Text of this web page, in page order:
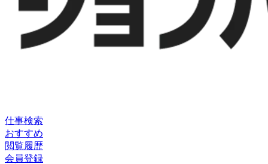
仕事検索
おすすめ
閲覧履歴
会員登録